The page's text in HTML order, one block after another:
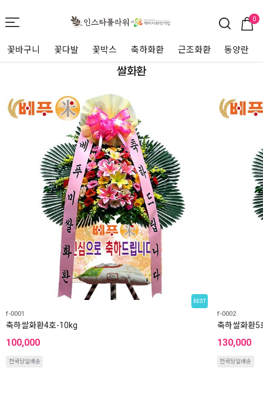
0
꽃바구니 꽃다발 꽃박스 축하화환 근조화환 동양란
쌀화환
BEST
f-0001
축하쌀화환4호-10kg
100,000
전국당일배송
f-0002
축하쌀화환
130,000
전국당일배송